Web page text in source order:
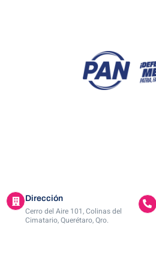
Dirección
Cerro del Aire 101, Colinas del
Cimatario, Querétaro, Qro.